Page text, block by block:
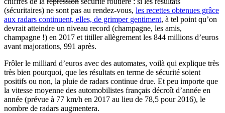
(sécuritaires) ne sont pas au rendez-vous, les recettes obtenues grâce
aux radars continuent, elles, de grimper gentiment, à tel point qu’on
devrait atteindre un niveau record (champagne, les amis,
champagne !) en 2017 et titiller allègrement les 844 millions d’euros
avant majorations, 991 après.
Frôler le milliard d’euros avec des automates, voilà qui explique très
très bien pourquoi, que les résultats en terme de sécurité soient
positifs ou non, la pluie de radars continue drue. Et peu importe que
la vitesse moyenne des automobilistes français décroît d’année en
année (prévue à 77 km/h en 2017 au lieu de 78,5 pour 2016), le
nombre de radars augmentera.